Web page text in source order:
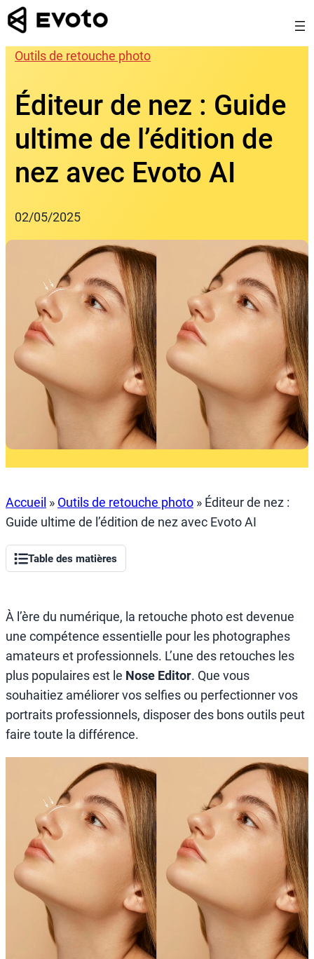
Skip
to
content
Outils de retouche photo
Éditeur de nez : Guide
ultime de l’édition de
nez avec Evoto AI
02/05/2025
Accueil » Outils de retouche photo » Éditeur de nez :
Guide ultime de l’édition de nez avec Evoto AI
Table des matières
À l’ère du numérique, la retouche photo est devenue
une compétence essentielle pour les photographes
amateurs et professionnels. L’une des retouches les
plus populaires est le Nose Editor. Que vous
souhaitiez améliorer vos selfies ou perfectionner vos
portraits professionnels, disposer des bons outils peut
faire toute la différence.